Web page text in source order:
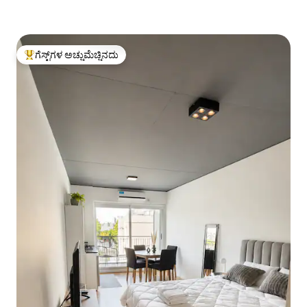
ಗೆಸ್ಟ್‌ಗಳಿಗೆ ಅತಿ ಹೆಚ್ಚು ಅಚ್ಚುಮೆಚ್ಚಿನದು
ಗೆಸ್ಟ್‌ಗಳ ಅಚ್ಚುಮೆಚ್ಚಿನದು